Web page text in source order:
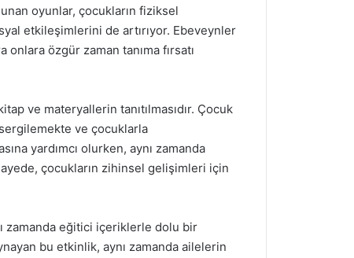
oyunlar, çocukların fiziksel
etkileşimlerini de artırıyor. Ebeveynler
onlara özgür zaman tanıma fırsatı
ve materyallerin tanıtılmasıdır. Çocuk
ve çocuklarla
yardımcı olurken, aynı zamanda
çocukların zihinsel gelişimleri için
zamanda eğitici içeriklerle dolu bir
bu etkinlik, aynı zamanda ailelerin